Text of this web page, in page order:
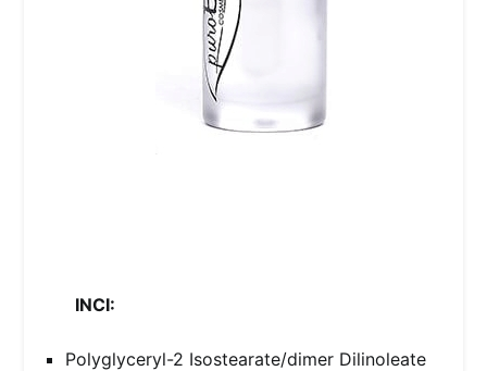
INCI:
Polyglyceryl-2 Isostearate/dimer Dilinoleate